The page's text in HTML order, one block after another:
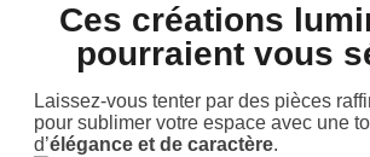
Ces créations
pourraient vous
Laissez-vous tenter par des pièces
pour sublimer votre espace avec une
d’élégance et de caractère.